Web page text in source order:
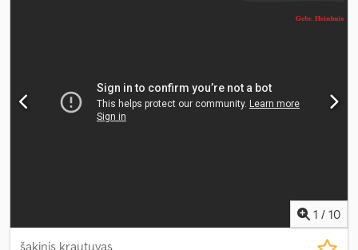
1 / 10
šakinis krautuvas